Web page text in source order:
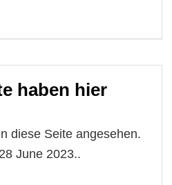
haben hier
diese Seite angesehen.
June 2023..